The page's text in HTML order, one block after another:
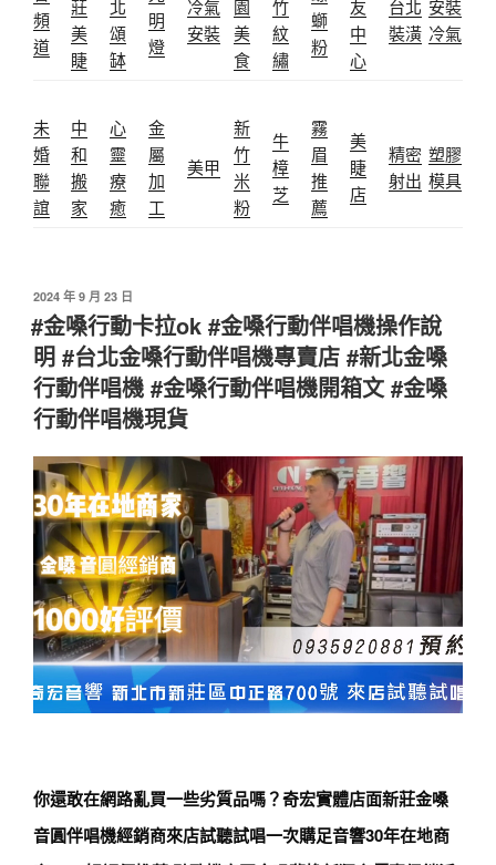
頻
道
莊
美
睫
北
頌
缽
明
燈
冷氣
安裝
園
美
食
竹
紋
繡
螄
粉
友
中
心
台北
裝潢
安裝
冷氣
未
婚
聯
誼
中
和
搬
家
心
靈
療
癒
金
屬
加
工
美甲
新
竹
米
粉
牛
樟
芝
霧
眉
推
薦
美
睫
店
精密
射出
塑膠
模具
發
於
2024 年 9 月 23 日
#金嗓行動卡拉ok #金嗓行動伴唱機操作說
明 #台北金嗓行動伴唱機專賣店 #新北金嗓
行動伴唱機 #金嗓行動伴唱機開箱文 #金嗓
行動伴唱機現貨
你還敢在網路亂買一些劣質品嗎？奇宏實體店面新莊金嗓
音圓伴唱機經銷商來店試聽試唱一次購足音響30年在地商